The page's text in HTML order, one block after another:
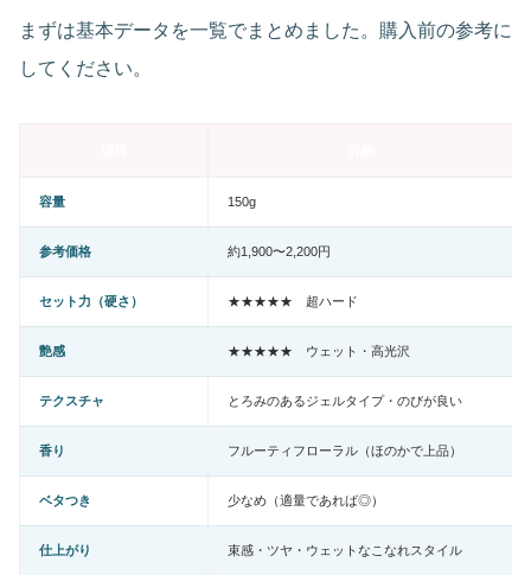
まずは基本データを一覧でまとめました。購入前の参考に
してください。
容量 150g
参考価格 約1,900〜2,200円
セット力（硬さ） ★★★★★ 超ハード
艶感 ★★★★★ ウェット・高光沢
テクスチャ とろみのあるジェルタイプ・のびが良い
香り フルーティフローラル（ほのかで上品）
ベタつき 少なめ（適量であれば◎）
仕上がり 束感・ツヤ・ウェットなこなれスタイル